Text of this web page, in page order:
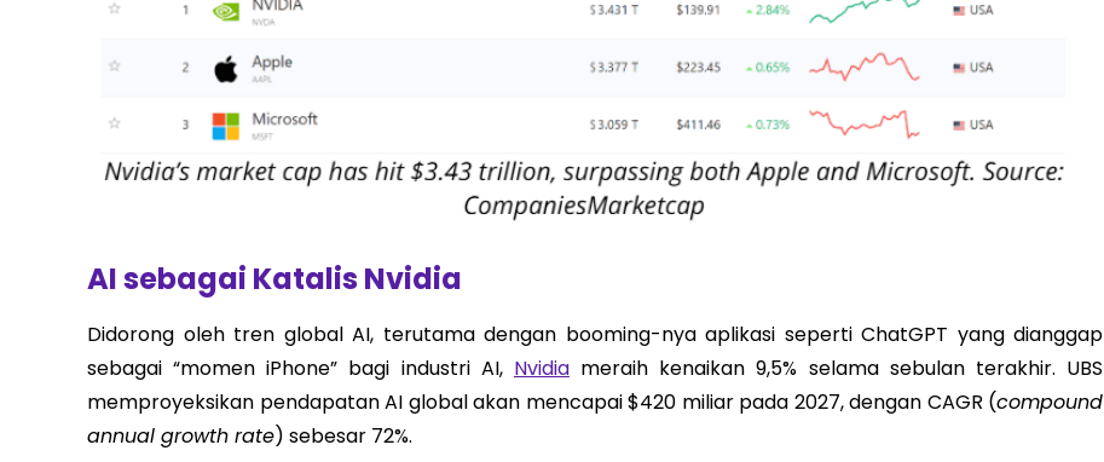
AI sebagai Katalis Nvidia
Didorong oleh tren global AI, terutama dengan booming-nya aplikasi seperti ChatGPT yang dianggap
sebagai “momen iPhone” bagi industri AI, Nvidiameraih kenaikan 9,5% selama sebulan terakhir. UBS
memproyeksikan pendapatan AI global akan mencapai $420 miliar pada 2027, dengan CAGR (compound
annual growth rate) sebesar 72%.